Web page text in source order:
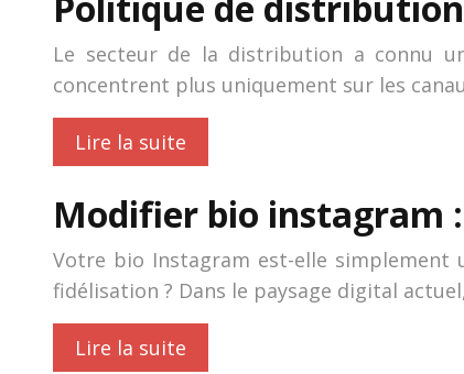
Le secteur de la distribution a connu
concentrent plus uniquement sur les
Lire la suite
Modifier bio instagram
Votre bio Instagram est-elle simplement
fidélisation ? Dans le paysage digital
Lire la suite